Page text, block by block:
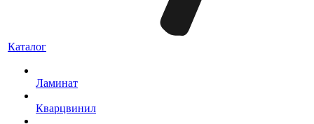
Каталог
Ламинат
Кварцвинил